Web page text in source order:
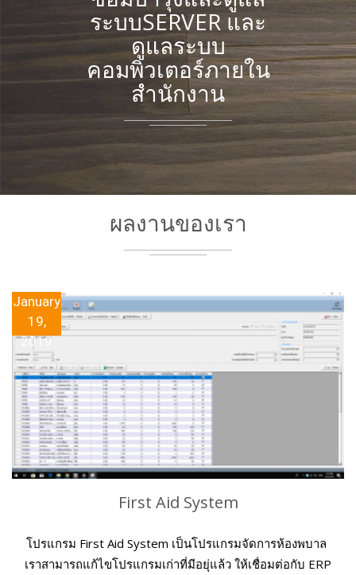
ระบบSERVER และ
ดูแลระบบ
คอมพิวเตอร์ภายใน
สำนักงาน
ผลงานของเรา
January
19,
2019
First Aid System
โปรแกรม First Aid System เป็นโปรแกรมจัดการห้องพบาล
เราสามารถแก้ไขโปรแกรมเก่าที่มีอยุ่แล้ว ให้เชื่อมต่อกับ ERP